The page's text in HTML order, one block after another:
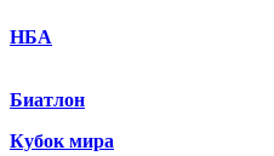
НБА
Биатлон
Кубок мира